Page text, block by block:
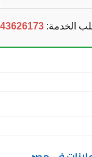
الخدمة:0543626173